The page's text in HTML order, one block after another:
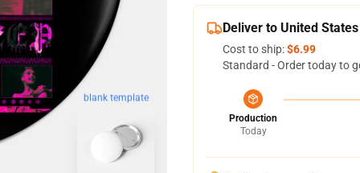
blank template
Deliver to United States
Cost to ship:$6.99
Standard - Order today to
Production
Today